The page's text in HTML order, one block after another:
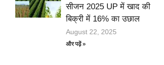
सीजन 2025 UP में खाद की
बिक्री में 16% का उछाल
August 22, 2025
और पढ़ें »